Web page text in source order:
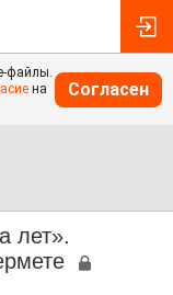
файлы.
на
Согласен
лет».